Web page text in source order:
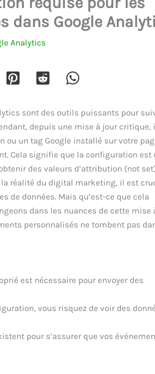
dans Google
Analytics
sont des outils puissants pour
depuis une mise à jour critique,
ou un tag Google installé sur votre
Cela signifie que la configuration est
des valeurs d’attribution (not
réalité du digital marketing, il est
de données. Mais qu’est-ce que cela
dans les nuances de cette mise
personnalisés ne tombent pas
est nécessaire pour envoyer des
vous risquez de voir des
pour s’assurer que vos